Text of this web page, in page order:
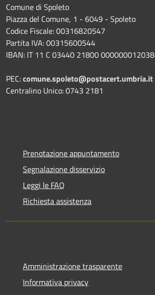
Comune di Spoleto
Piazza del Comune, 1 - 6049 - Spoleto
Codice Fiscale: 00316820547
Partita IVA: 00315600544
IBAN: IT 11 C 03440 21800 000000012038
PEC:comune.spoleto@postacert.umbria.it
Centralino Unico: 0743 2181
Prenotazione appuntamento
Segnalazione disservizio
Leggi le FAQ
Richiesta assistenza
Amministrazione trasparente
Informativa privacy